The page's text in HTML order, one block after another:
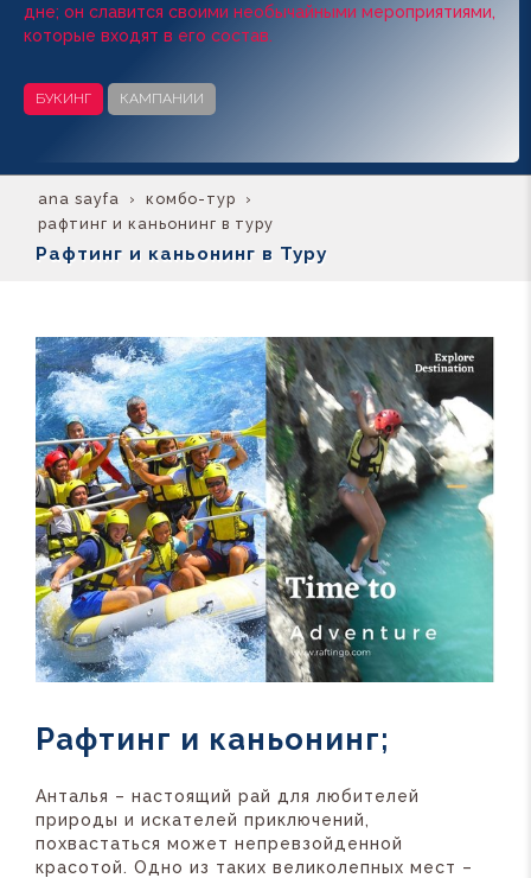
дне; он славится своими необычайными мероприятиями,
которые входят в его состав.
БУКИНГ КАМПАНИИ
ana sayfa
комбо-тур
рафтинг и каньонинг в туру
Рафтинг и каньонинг в Туру
Рафтинг и каньонинг;
Анталья – настоящий рай для любителей
природы и искателей приключений,
похвастаться может непревзойденной
красотой. Одно из таких великолепных мест –